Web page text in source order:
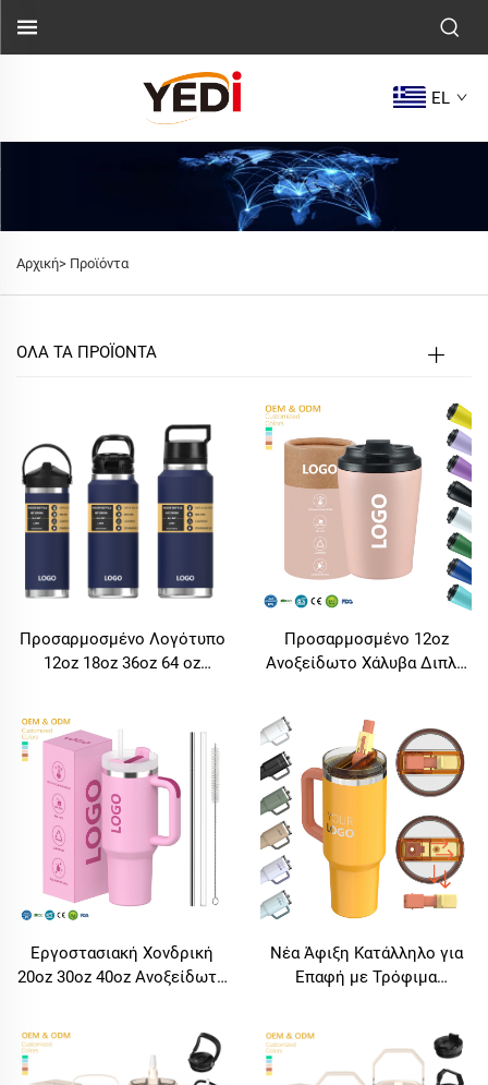
EL
Αρχική> Προϊόντα
ΟΛΑ ΤΑ ΠΡΟΪΟΝΤΑ
Προσαρμοσμένο Λογότυπο
12oz 18oz 36oz 64 oz
Χάλυβα, Μονωμένο Θερμος
με Καπάκι Ρόης, Ζεστό
Μπουκάλι Νερού Για
Αθλητικές
Δραστηριότητες
Προσαρμοσμένο 12oz
Ανοξείδωτο Χάλυβα Διπλό
24 Ώωρη Θερμική Μόνωση
Με Λογότυπο
Εργοστασιακή Χονδρική
20oz 30oz 40oz Ανοξείδωτο
Κούπα Καφέ με Λαβή
Νέα Άφιξη Κατάλληλο για
Επαφή με Τρόφιμα
Κούπα Ταξιδιού με Καπάκι
Με Διπλωμένο Σχέδιο και